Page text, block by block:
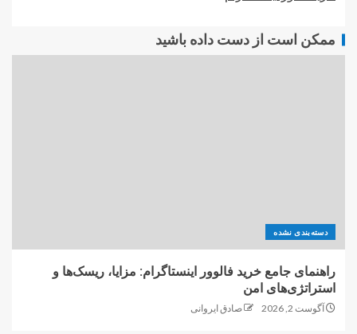
ممکن است از دست داده باشید
دسته‌بندی نشده
راهنمای جامع خرید فالوور اینستاگرام: مزایا، ریسک‌ها و
استراتژی‌های امن
آگوست 2, 2026 صادق ایروانی